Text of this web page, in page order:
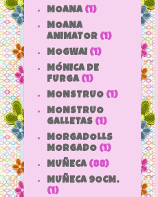
MOANA (1)
MOANA
ANIMATOR (1)
MOGWAI (1)
MÓNICA DE
FURGA (1)
MONSTRUO (1)
MONSTRUO
GALLETAS (1)
MORGADOLLS
MORGADO (1)
MUÑECA (88)
MUÑECA 9OCM.
(1)